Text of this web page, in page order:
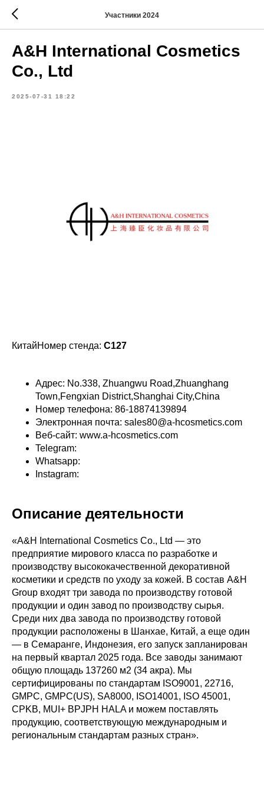
Участники 2024
A&H International Cosmetics
Co., Ltd
2025-07-31 18:22
КитайНомер стенда: C127
Адрес: No.338, Zhuangwu Road,Zhuanghang
Town,Fengxian District,Shanghai City,China
Номер телефона: 86-18874139894
Электронная почта: sales80@a-hcosmetics.com
Веб-сайт: www.a-hcosmetics.com
Telegram:
Whatsapp:
Instagram:
Описание деятельности
«A&H International Cosmetics Co., Ltd — это
предприятие мирового класса по разработке и
производству высококачественной декоративной
косметики и средств по уходу за кожей. В состав A&H
Group входят три завода по производству готовой
продукции и один завод по производству сырья.
Среди них два завода по производству готовой
продукции расположены в Шанхае, Китай, а еще один
— в Семаранге, Индонезия, его запуск запланирован
на первый квартал 2025 года. Все заводы занимают
общую площадь 137260 м2 (34 акра). Мы
сертифицированы по стандартам ISO9001, 22716,
GMPC, GMPC(US), SA8000, ISO14001, ISO 45001,
CPKB, MUI+ BPJPH HALA и можем поставлять
продукцию, соответствующую международным и
региональным стандартам разных стран».